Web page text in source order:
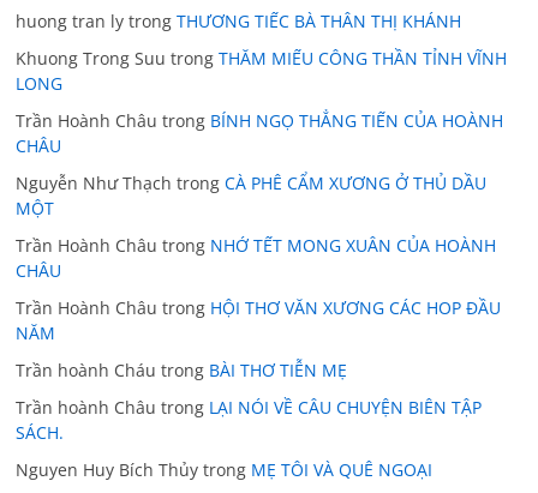
huong tran ly trongTHƯƠNG TIẾC BÀ THÂN THỊ KHÁNH
Khuong Trong Suu trongTHĂM MIẾU CÔNG THẦN TỈNH VĨNH
LONG
Trần Hoành Châu trong BÍNH NGỌ THẲNG TIẾN CỦA HOÀNH
CHÂU
Nguyễn Như Thạch trongCÀ PHÊ CẨM XƯƠNG Ở THỦ DẦU
MỘT
Trần Hoành Châu trong NHỚ TẾT MONG XUÂN CỦA HOÀNH
CHÂU
Trần Hoành Châu trong HỘI THƠ VĂN XƯƠNG CÁC HOP ĐẦU
NĂM
Trần hoành Cháu trong BÀI THƠ TIỄN MẸ
Trần hoành Châu trong LẠI NÓI VỀ CÂU CHUYỆN BIÊN TẬP
SÁCH.
Nguyen Huy Bích Thủy trong MẸ TÔI VÀ QUÊ NGOẠI